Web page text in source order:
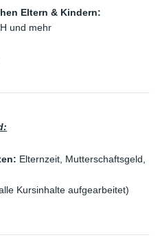
und mehr
Elternzeit, Mutterschaftsgeld,
Kursinhalte aufgearbeitet)